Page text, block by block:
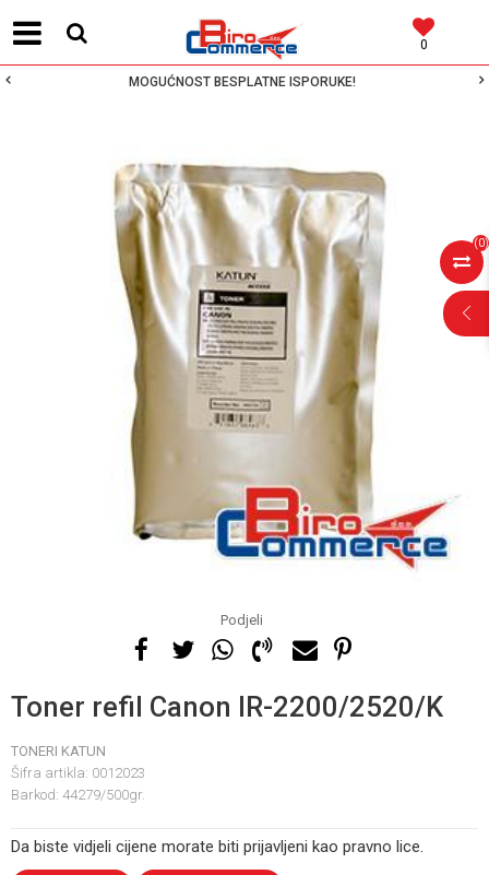
0
MOGUĆNOST BESPLATNE ISPORUKE!
(0)
Podjeli
Toner refil Canon IR-2200/2520/K
TONERI KATUN
Šifra artikla: 0012023
Barkod: 44279/500gr.
Da biste vidjeli cijene morate biti prijavljeni kao pravno lice.